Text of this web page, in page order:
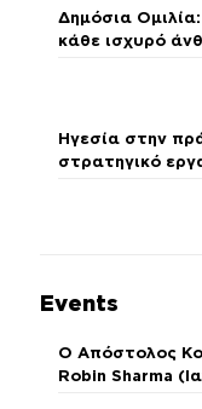
Δημόσια
κάθε ισχυρό
Ηγεσία στην
στρατηγικό
Events
Ο Απόστολος
Robin Sharma